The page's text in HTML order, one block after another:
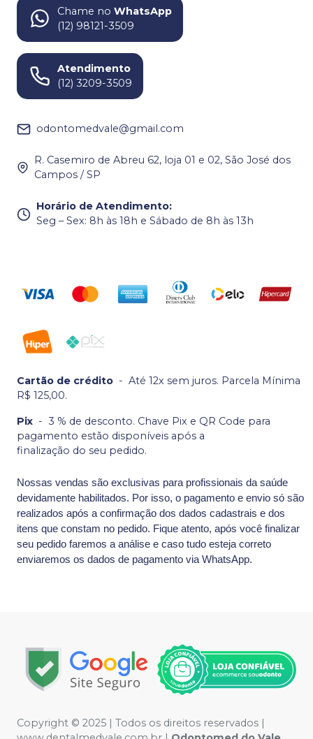
Chame no WhatsApp
(12) 98121-3509
Atendimento
(12) 3209-3509
odontomedvale@gmail.com
R. Casemiro de Abreu 62, loja 01 e 02, São José dos
Campos / SP
Horário de Atendimento:
Seg – Sex: 8h às 18h e Sábado de 8h às 13h
Cartão de crédito - Até 12x sem juros. Parcela Mínima
R$ 125,00.
Pix - 3 % de desconto. Chave Pix e QR Code para
pagamento estão disponíveis após a
finalização do seu pedido.
Nossas vendas são exclusivas para profissionais da saúde
devidamente habilitados. Por isso, o pagamento e envio só são
realizados após a confirmação dos dados cadastrais e dos
itens que constam no pedido. Fique atento, após você finalizar
seu pedido faremos a análise e caso tudo esteja correto
enviaremos os dados de pagamento via WhatsApp.
Copyright © 2025 | Todos os direitos reservados |